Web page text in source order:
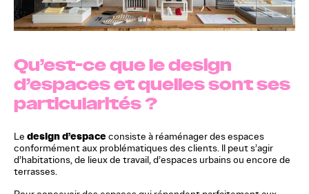
Qu’est-ce que le design
d’espaces et quelles sont ses
particularités ?
Le design d’espaceconsiste à réaménager des espaces
conformément aux problématiques des clients. Il peut s’agir
d’habitations, de lieux de travail, d’espaces urbains ou encore de
terrasses.